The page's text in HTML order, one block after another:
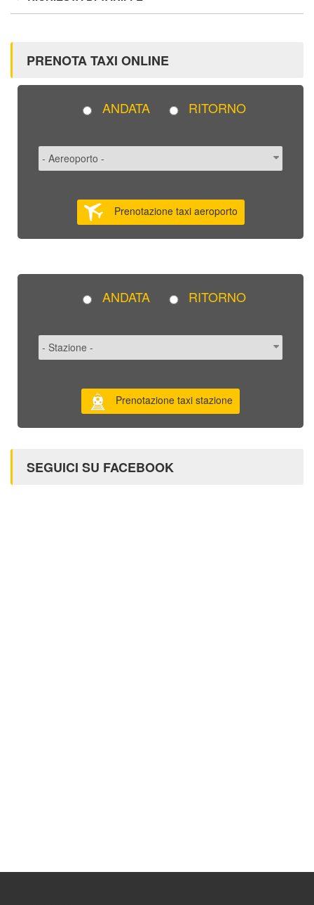
PRENOTA TAXI ONLINE
ANDATA RITORNO
Prenotazione taxi aeroporto
ANDATA RITORNO
Prenotazione taxi stazione
SEGUICI SU FACEBOOK